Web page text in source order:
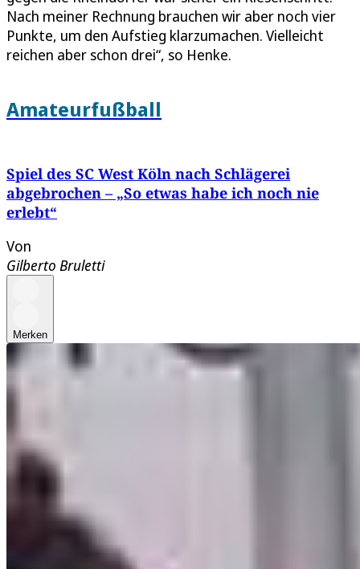
Nach meiner Rechnung brauchen wir aber noch vier
Punkte, um den Aufstieg klarzumachen. Vielleicht
reichen aber schon drei“, so Henke.
Amateurfußball
Spiel des SC West Köln nach Schlägerei
abgebrochen – „So etwas habe ich noch nie
erlebt“
Von
Gilberto Bruletti
Merken